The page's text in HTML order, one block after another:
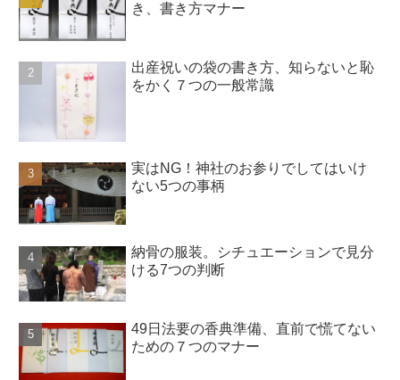
き、書き方マナー
出産祝いの袋の書き方、知らないと恥
をかく７つの一般常識
実はNG！神社のお参りでしてはいけ
ない5つの事柄
納骨の服装。シチュエーションで見分
ける7つの判断
49日法要の香典準備、直前で慌てない
ための７つのマナー